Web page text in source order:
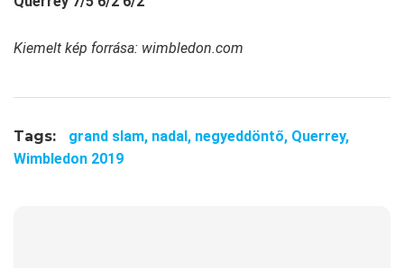
Kiemelt kép forrása: wimbledon.com
Tags: grand slam, nadal, negyeddöntő, Querrey,
Wimbledon 2019